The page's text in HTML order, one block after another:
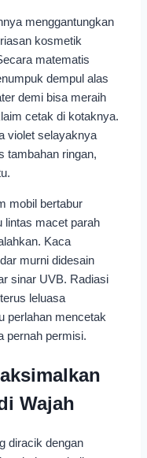
menggantungkan
kosmetik
matematis
dempul alas
demi bisa meraih
cetak di kotaknya.
violet selayaknya
tambahan ringan,
mobil bertabur
lintas macet parah
Kaca
murni didesain
sinar UVB. Radiasi
leluasa
perlahan mencetak
pernah permisi.
Wajah
diracik dengan